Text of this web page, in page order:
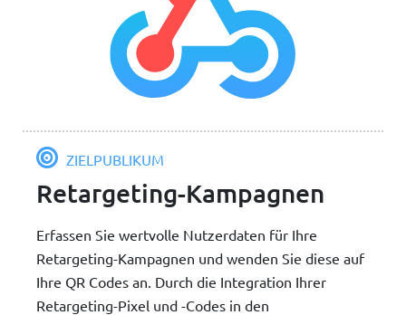
ZIELPUBLIKUM
Retargeting-Kampagnen
Erfassen Sie wertvolle Nutzerdaten für Ihre
Retargeting-Kampagnen und wenden Sie diese auf
Ihre QR Codes an. Durch die Integration Ihrer
Retargeting-Pixel und -Codes in den